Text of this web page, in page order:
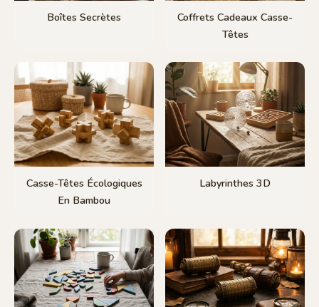
Boîtes Secrètes
Coffrets Cadeaux Casse-
Têtes
Casse-Têtes Écologiques
En Bambou
Labyrinthes 3D